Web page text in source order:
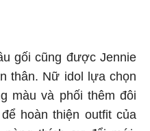
gối cũng được Jennie
thân. Nữ idol lựa chọn
màu và phối thêm đôi
hoàn thiện outfit của